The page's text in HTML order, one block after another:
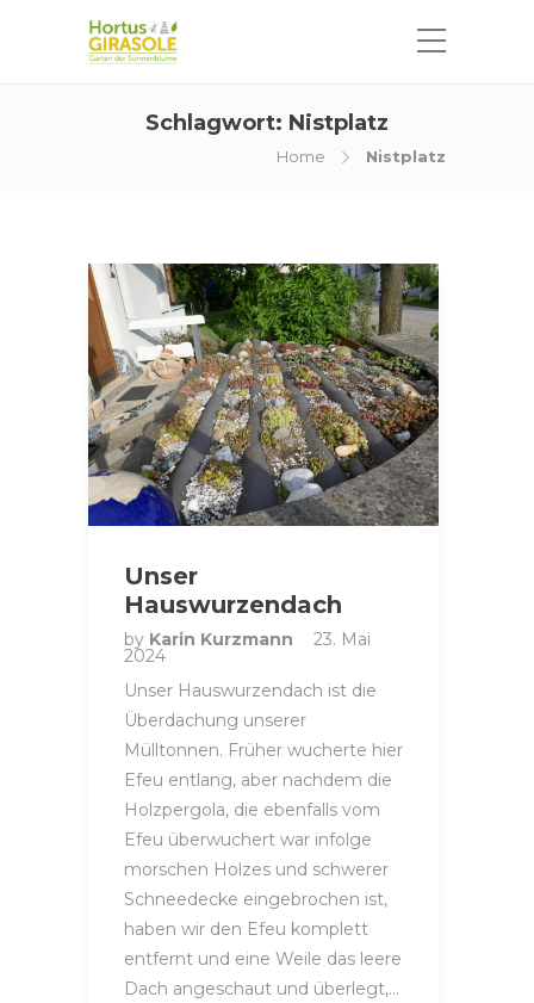
Schlagwort: Nistplatz
Home Nistplatz
Unser
Hauswurzendach
by Karin Kurzmann 23. Mai
2024
Unser Hauswurzendach ist die
Überdachung unserer
Mülltonnen. Früher wucherte hier
Efeu entlang, aber nachdem die
Holzpergola, die ebenfalls vom
Efeu überwuchert war infolge
morschen Holzes und schwerer
Schneedecke eingebrochen ist,
haben wir den Efeu komplett
entfernt und eine Weile das leere
Dach angeschaut und überlegt,…